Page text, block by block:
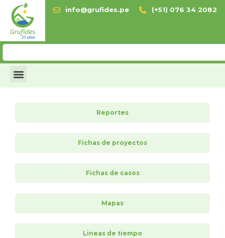
info@grufides.pe (+51) 076 34 2082
Reportes
Fichas de proyectos
Fichas de casos
Mapas
Lineas de tiempo